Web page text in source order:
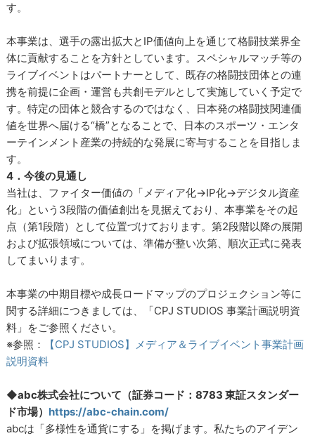
す。
本事業は、選手の露出拡大とIP価値向上を通じて格闘技業界全
体に貢献することを方針としています。スペシャルマッチ等の
ライブイベントはパートナーとして、既存の格闘技団体との連
携を前提に企画・運営も共創モデルとして実施していく予定で
す。特定の団体と競合するのではなく、日本発の格闘技関連価
値を世界へ届ける“橋”となることで、日本のスポーツ・エンタ
ーテインメント産業の持続的な発展に寄与することを目指しま
す。
4．今後の見通し
当社は、ファイター価値の「メディア化→IP化→デジタル資産
化」という3段階の価値創出を見据えており、本事業をその起
点（第1段階）として位置づけております。第2段階以降の展開
および拡張領域については、準備が整い次第、順次正式に発表
してまいります。
本事業の中期目標や成長ロードマップのプロジェクション等に
関する詳細につきましては、「CPJ STUDIOS 事業計画説明資
料」をご参照ください。
※参照：
【CPJ STUDIOS】メディア＆ライブイベント事業計画
説明資料
◆abc株式会社について（証券コード：8783 東証スタンダー
ド市場） https://abc-chain.com/
abcは「多様性を通貨にする」を掲げます。私たちのアイデン